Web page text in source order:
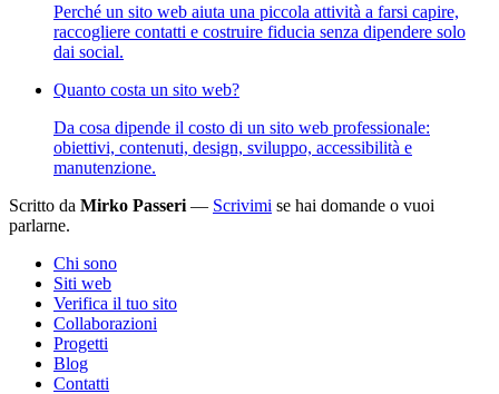
Perché un sito web aiuta una piccola attività a farsi capire,
raccogliere contatti e costruire fiducia senza dipendere solo
dai social.
Quanto costa un sito web?
Da cosa dipende il costo di un sito web professionale:
obiettivi, contenuti, design, sviluppo, accessibilità e
manutenzione.
Scritto da Mirko Passeri — Scrivimi se hai domande o vuoi
parlarne.
Chi sono
Siti web
Verifica il tuo sito
Collaborazioni
Progetti
Blog
Contatti